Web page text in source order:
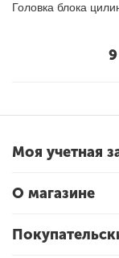
Головка блока
Моя учетная
О магазине